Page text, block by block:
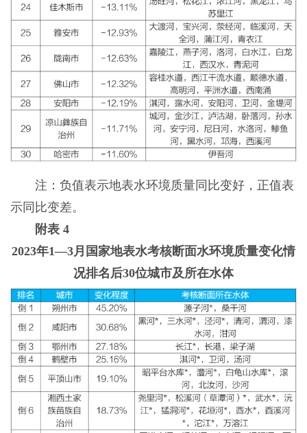
注：负值表示地表水环境质量同比变好，正值表
示同比变差。
附表 4
2023年1—3月国家地表水考核断面水环境质量变化情
况排名后30位城市及所在水体